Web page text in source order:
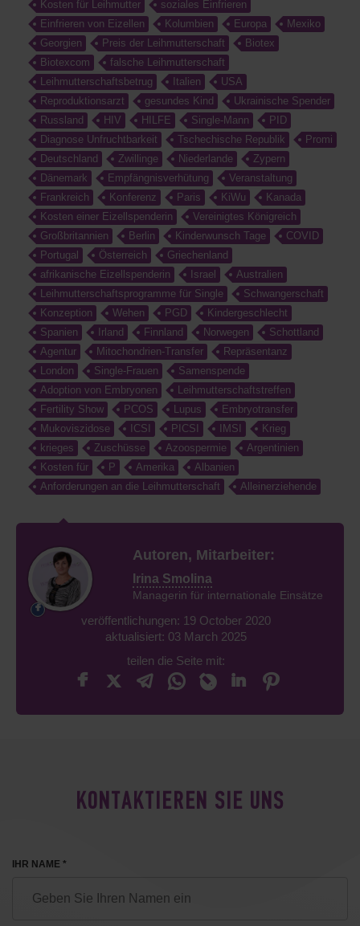
Kosten für Leihmutter
soziales Einfrieren
Einfrieren von Eizellen
Kolumbien Europa
Mexiko
Georgien
Preis der Leihmutterschaft
Biotex
Biotexcom
falsche Leihmutterschaft
Leihmutterschaftsbetrug
Italien
USA
Reproduktionsarzt
gesundes Kind
Ukrainische Spender
Russland
HIV HILFE Single-Mann
PID
Diagnose Unfruchtbarkeit
Tschechische Republik
Promi
Deutschland
Zwillinge Niederlande
Zypern
Dänemark
Empfängnisverhütung
Veranstaltung
Frankreich
Konferenz Paris KiWu
Kanada
Kosten einer Eizellspenderin
Vereinigtes Königreich
Großbritannien
Berlin Kinderwunsch Tage
COVID
Portugal
Österreich
Griechenland
afrikanische Eizellspenderin
Israel
Australien
Leihmutterschaftsprogramme für Single
Schwangerschaft
Konzeption
Wehen PGD
Kindergeschlecht
Spanien
Irland Finnland Norwegen
Schottland
Agentur
Mitochondrien-Transfer
Repräsentanz
London
Single-Frauen
Samenspende
Adoption von Embryonen
Leihmutterschaftstreffen
Fertility Show
PCOS Lupus
Embryotransfer
Mukoviszidose
ICSI PICSI IMSI
Krieg
krieges
Zuschüsse Azoospermie
Argentinien
Kosten für
P Amerika
Albanien
Anforderungen an die Leihmutterschaft
Alleinerziehende
Autoren, Mitarbeiter:
Irina Smolina
Managerin für internationale Einsätze
veröffentlichungen: 19 October 2020
aktualisiert: 03 March 2025
teilen die Seite mit:
KONTAKTIEREN SIE UNS
IHR NAME *